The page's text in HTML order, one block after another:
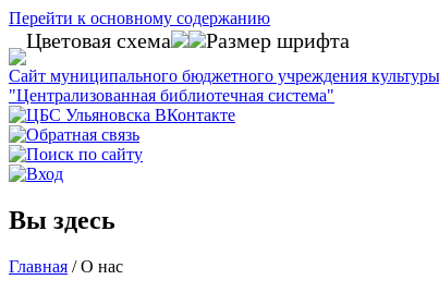
Перейти к основному содержанию
Цветовая схема Размер шрифта
Сайт муниципального бюджетного учреждения культуры
"Централизованная библиотечная система"
Вы здесь
Главная / О нас